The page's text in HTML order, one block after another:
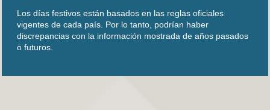
Los días festivos están basados en las reglas oficiales
vigentes de cada país. Por lo tanto, podrían haber
discrepancias con la información mostrada de años pasados
o futuros.